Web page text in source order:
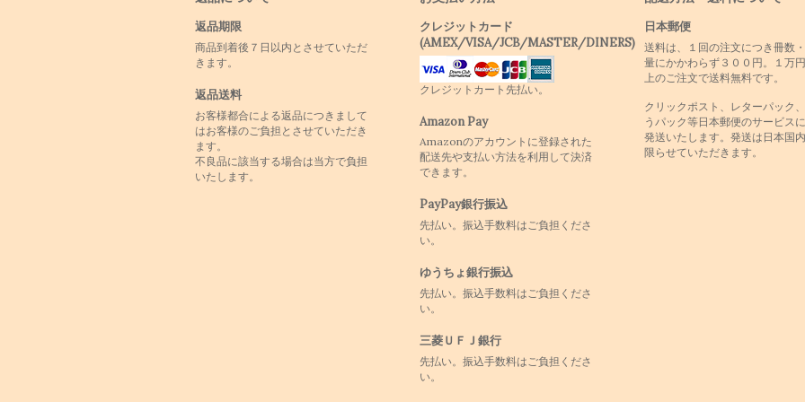
返品期限
商品到着後７日以内とさせていただ
きます。
返品送料
お客様都合による返品につきまして
はお客様のご負担とさせていただき
ます。
不良品に該当する場合は当方で負担
いたします。
クレジットカード
(AMEX/VISA/JCB/MASTER/DINERS)
クレジットカート先払い。
Amazon Pay
Amazonのアカウントに登録された
配送先や支払い方法を利用して決済
できます。
PayPay銀行振込
先払い。振込手数料はご負担くださ
い。
ゆうちょ銀行振込
先払い。振込手数料はご負担くださ
い。
三菱ＵＦＪ銀行
先払い。振込手数料はご負担くださ
い。
日本郵便
送料は、１回の注文につき冊数
量にかかわらず３００円。１万
上のご注文で送料無料です。
クリックポスト、レターパック
うパック等日本郵便のサービス
発送いたします。発送は日本国
限らせていただきます。